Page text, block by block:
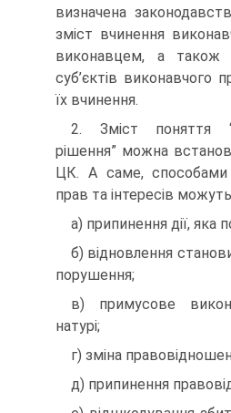
визначена
зміст вчинення
виконавцем, а також
суб’єктів виконавчого
їх вчинення.
2. Зміст поняття
рішення” можна
ЦК. А саме, способами
прав та інтересів
а) припинення дії, яка
б) відновлення
порушення;
в) примусове
натурі;
г) зміна
д) припинення